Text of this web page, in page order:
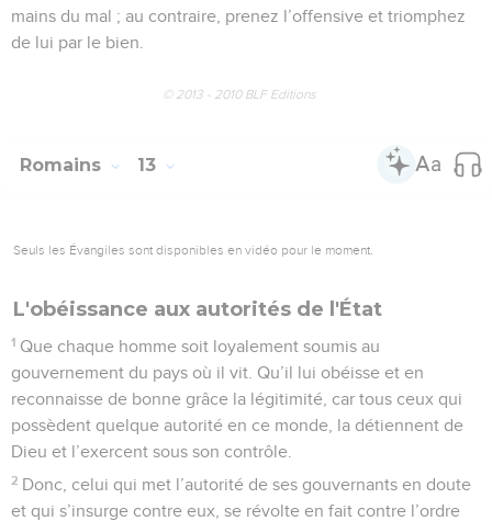
mains du mal ; au contraire, prenez l’offensive et triomphez
de lui par le bien.
© 2013 - 2010 BLF Editions
Romains 13
Seuls les Évangiles sont disponibles en vidéo pour le moment.
L'obéissance aux autorités de l'État
1 Que chaque homme soit loyalement soumis au
gouvernement du pays où il vit. Qu’il lui obéisse et en
reconnaisse de bonne grâce la légitimité, car tous ceux qui
possèdent quelque autorité en ce monde, la détiennent de
Dieu et l’exercent sous son contrôle.
2 Donc, celui qui met l’autorité de ses gouvernants en doute
et qui s’insurge contre eux, se révolte en fait contre l’ordre